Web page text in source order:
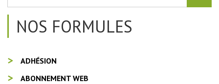
NOS FORMULES
ADHÉSION
ABONNEMENT WEB